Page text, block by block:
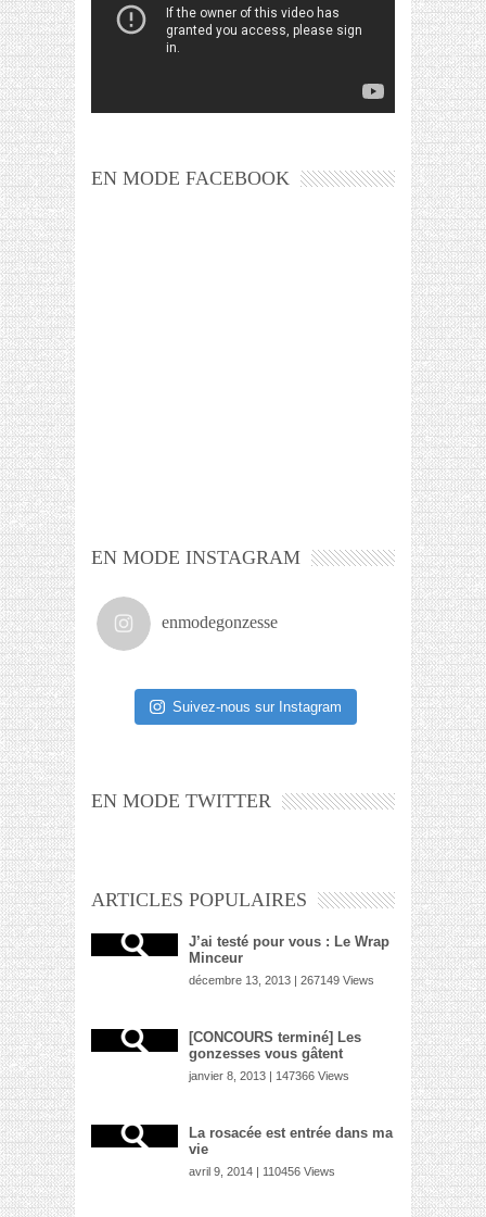
EN MODE FACEBOOK
EN MODE INSTAGRAM
enmodegonzesse
Suivez-nous sur Instagram
EN MODE TWITTER
ARTICLES POPULAIRES
J’ai testé pour vous : Le Wrap
Minceur
décembre 13, 2013 | 267149 Views
[CONCOURS terminé] Les
gonzesses vous gâtent
janvier 8, 2013 | 147366 Views
La rosacée est entrée dans ma
vie
avril 9, 2014 | 110456 Views